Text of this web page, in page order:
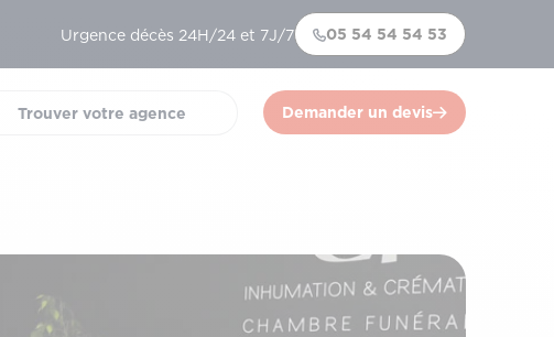
Urgence décès 24H/24 et 7J/7 05 54 54 54 53
Trouver votre agence Demander un devis